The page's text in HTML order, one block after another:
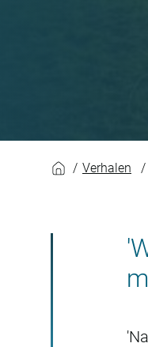
Het Verhalen